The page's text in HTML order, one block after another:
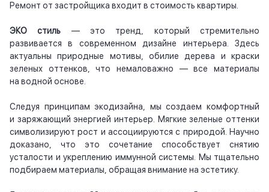
Ремонт от застройщика входит в стоимость квартиры.
ЭКО стиль — это тренд, который стремительно
развивается в современном дизайне интерьера. Здесь
актуальны природные мотивы, обилие дерева и краски
зеленых оттенков, что немаловажно — все материалы
на водной основе.
Следуя принципам экодизайна, мы создаем комфортный
и заряжающий энергией интерьер. Мягкие зеленые оттенки
символизируют рост и ассоциируются с природой. Научно
доказано, что это сочетание способствует снятию
усталости и укреплению иммунной системы. Мы тщательно
подбираем материалы, обращая внимание на эстетику.